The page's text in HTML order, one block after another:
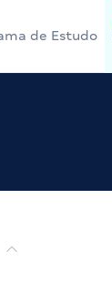
de Estudo